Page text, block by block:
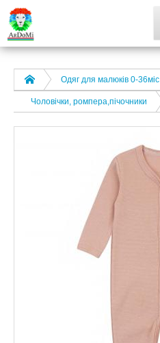
Одяг для малюків 0-36міс
Чоловічки, ромпера,пічочники